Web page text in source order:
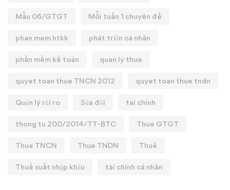
Mẫu 06/GTGT Mỗi tuần 1 chuyên đề
phan mem htkk phát triển cá nhân
phần mềm kế toán quan ly thue
quyet toan thue TNCN 2012 quyet toan thue tndn
Quản lý rủi ro Sửa đổi tai chinh
thong tu 200/2014/TT-BTC Thue GTGT
Thue TNCN Thue TNDN Thuế
Thuế xuất nhập khẩu tài chính cá nhân